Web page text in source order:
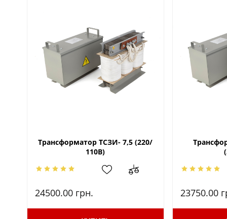
Трансформатор ТСЗИ- 7,5 (220/
110В)
24500.00 грн. 23750.00